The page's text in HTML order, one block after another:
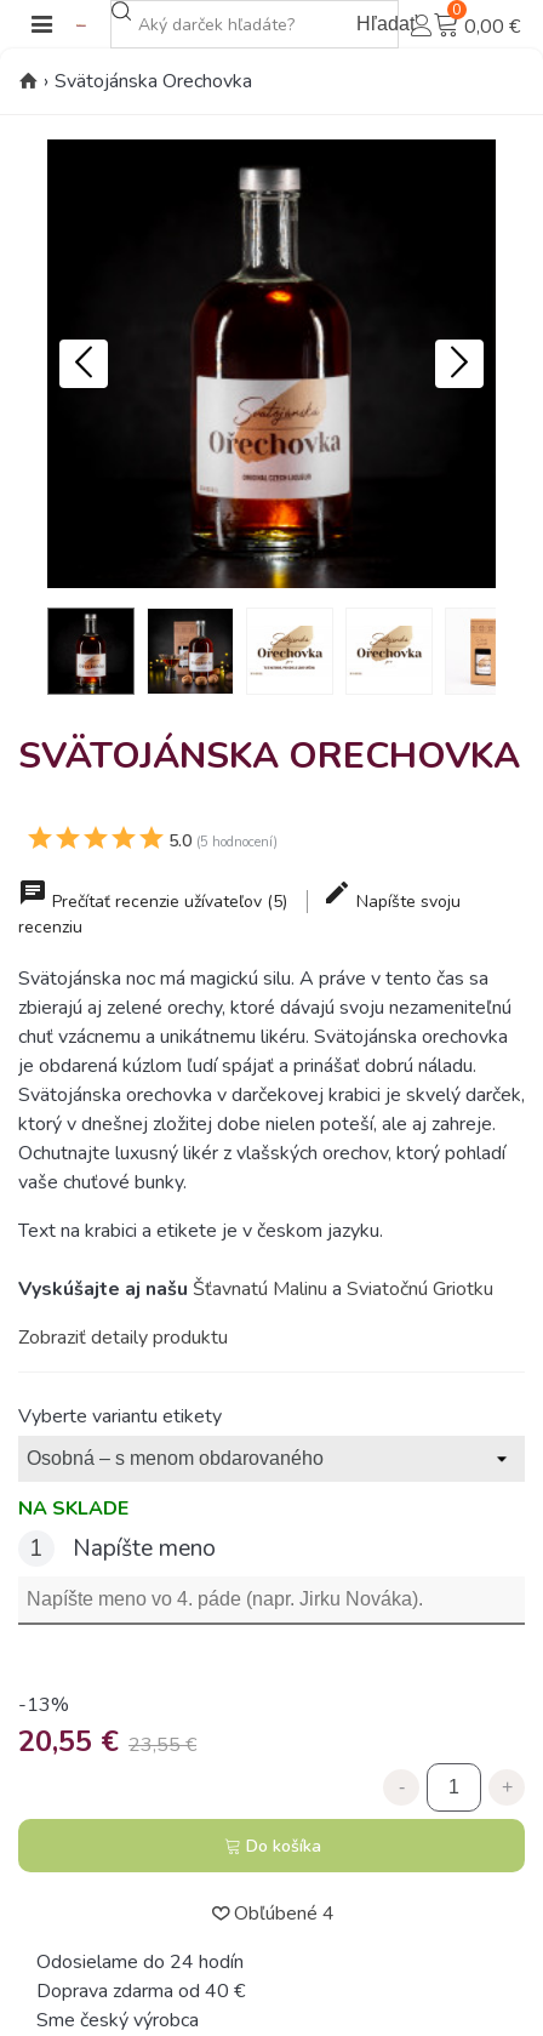
Hľadať
0
0,00 €
› Svätojánska Orechovka
SVÄTOJÁNSKA ORECHOVKA
5.0 (5 hodnocení)
Prečítať recenzie užívateľov (5)
Napíšte svoju
recenziu
Svätojánska noc má magickú silu. A práve v tento čas sa
zbierajú aj zelené orechy, ktoré dávajú svoju nezameniteľnú
chuť vzácnemu a unikátnemu likéru. Svätojánska orechovka
je obdarená kúzlom ľudí spájať a prinášať dobrú náladu.
Svätojánska orechovka v darčekovej krabici je skvelý darček,
ktorý v dnešnej zložitej dobe nielen poteší, ale aj zahreje.
Ochutnajte luxusný likér z vlašských orechov, ktorý pohladí
vaše chuťové bunky.
Text na krabici a etikete je v českom jazyku.
Vyskúšajte aj našu Šťavnatú Malinu a Sviatočnú Griotku
Zobraziť detaily produktu
Vyberte variantu etikety
NA SKLADE
-13%
20,55 € 23,55 €
- +
Do košíka
1 Napíšte meno
Obľúbené 4
Odosielame do 24 hodín
Doprava zdarma od 40 €
Sme český výrobca